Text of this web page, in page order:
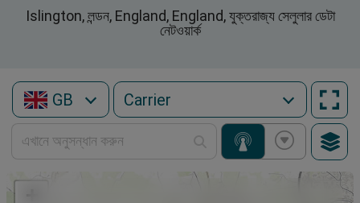
Islington, লন্ডন, England, England, যুক্তরাজ্য সেলুলার ডেটা
নেটওয়ার্ক
GB